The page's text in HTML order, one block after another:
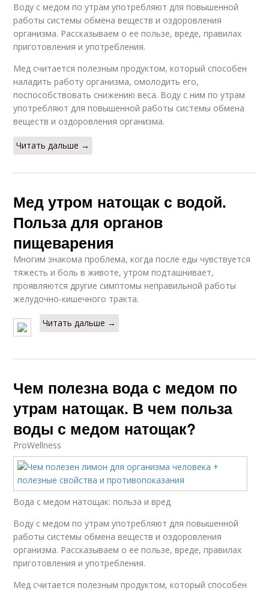
Воду с медом по утрам употребляют для повышенной
работы системы обмена веществ и оздоровления
организма. Рассказываем о ее пользе, вреде, правилах
приготовления и употребления.
Мед считается полезным продуктом, который способен
наладить работу организма, омолодить его,
поспособствовать снижению веса. Воду с ним по утрам
употребляют для повышенной работы системы обмена
веществ и оздоровления организма.
Читать дальше →
Мед утром натощак с водой.
Польза для органов
пищеварения
Многим знакома проблема, когда после еды чувствуется
тяжесть и боль в животе, утром подташнивает,
проявляются другие симптомы неправильной работы
желудочно-кишечного тракта.
Читать дальше →
Чем полезна вода с медом по
утрам натощак. В чем польза
воды с медом натощак?
ProWellness
Вода с медом натощак: польза и вред
Воду с медом по утрам употребляют для повышенной
работы системы обмена веществ и оздоровления
организма. Рассказываем о ее пользе, вреде, правилах
приготовления и употребления.
Мед считается полезным продуктом, который способен